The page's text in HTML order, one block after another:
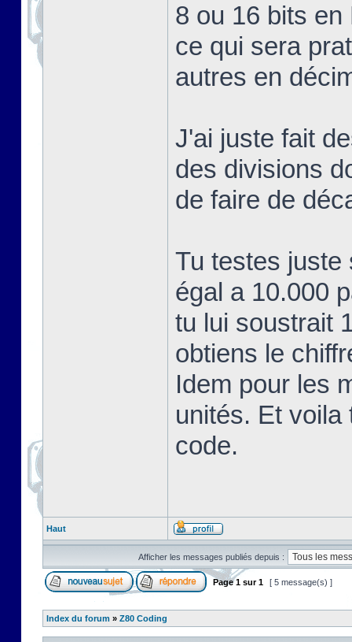
8 ou 16 bits en
ce qui sera
autres en
J'ai juste fait
des divisions
de faire de
Tu testes juste
égal a 10.000
tu lui soustrait
obtiens le
Idem pour les
unités. Et voila
code.
Haut
Afficher les messages publiés depuis :
Page1 sur1 [ 5 message(s) ]
Index du forum » Z80 Coding